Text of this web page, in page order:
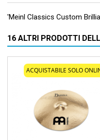
'Meinl Classics Custom
16 ALTRI PRODOTTI
ACQUISTABILE SOLO